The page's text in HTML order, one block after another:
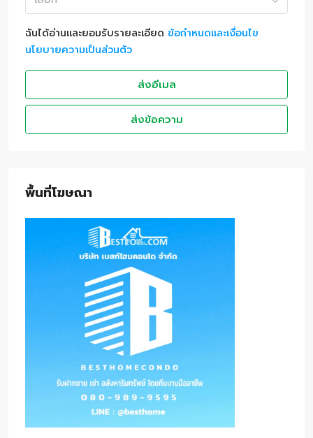
ฉันได้อ่านและยอมรับรายละเอียด ข้อกำหนดและเงื่อนไข
นโยบายความเป็นส่วนตัว
ส่งอีเมล
ส่งข้อความ
พื้นที่โฆษณา